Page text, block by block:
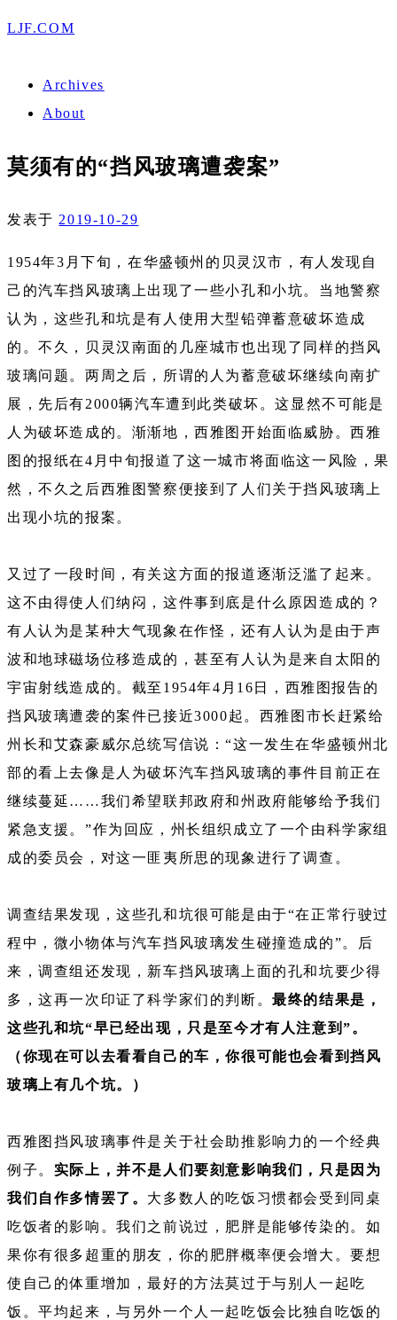
LJF.COM
Archives
About
莫须有的“挡风玻璃遭袭案”
发表于 2019-10-29
1954年3月下旬，在华盛顿州的贝灵汉市，有人发现自
己的汽车挡风玻璃上出现了一些小孔和小坑。当地警察
认为，这些孔和坑是有人使用大型铅弹蓄意破坏造成
的。不久，贝灵汉南面的几座城市也出现了同样的挡风
玻璃问题。两周之后，所谓的人为蓄意破坏继续向南扩
展，先后有2000辆汽车遭到此类破坏。这显然不可能是
人为破坏造成的。渐渐地，西雅图开始面临威胁。西雅
图的报纸在4月中旬报道了这一城市将面临这一风险，果
然，不久之后西雅图警察便接到了人们关于挡风玻璃上
出现小坑的报案。
又过了一段时间，有关这方面的报道逐渐泛滥了起来。
这不由得使人们纳闷，这件事到底是什么原因造成的？
有人认为是某种大气现象在作怪，还有人认为是由于声
波和地球磁场位移造成的，甚至有人认为是来自太阳的
宇宙射线造成的。截至1954年4月16日，西雅图报告的
挡风玻璃遭袭的案件已接近3000起。西雅图市长赶紧给
州长和艾森豪威尔总统写信说：“这一发生在华盛顿州北
部的看上去像是人为破坏汽车挡风玻璃的事件目前正在
继续蔓延……我们希望联邦政府和州政府能够给予我们
紧急支援。”作为回应，州长组织成立了一个由科学家组
成的委员会，对这一匪夷所思的现象进行了调查。
调查结果发现，这些孔和坑很可能是由于“在正常行驶过
程中，微小物体与汽车挡风玻璃发生碰撞造成的”。后
来，调查组还发现，新车挡风玻璃上面的孔和坑要少得
多，这再一次印证了科学家们的判断。最终的结果是，
这些孔和坑“早已经出现，只是至今才有人注意到”。
（你现在可以去看看自己的车，你很可能也会看到挡风
玻璃上有几个坑。）
西雅图挡风玻璃事件是关于社会助推影响力的一个经典
例子。 实际上，并不是人们要刻意影响我们，只是因为
我们自作多情罢了。 大多数人的吃饭习惯都会受到同桌
吃饭者的影响。我们之前说过，肥胖是能够传染的。如
果你有很多超重的朋友，你的肥胖概率便会增大。要想
使自己的体重增加，最好的方法莫过于与别人一起吃
饭。平均起来，与另外一个人一起吃饭会比独自吃饭的